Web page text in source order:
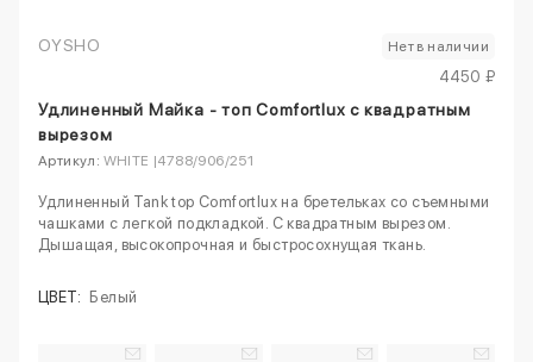
OYSHO Нет в наличии
4450 ₽
Удлиненный Майка - топ Comfortlux с квадратным
вырезом
Артикул: WHITE |4788/906/251
Удлиненный Tank top Comfortlux на бретельках со съемными
чашками с легкой подкладкой. С квадратным вырезом.
Дышащая, высокопрочная и быстросохнущая ткань.
ЦВЕТ: Белый